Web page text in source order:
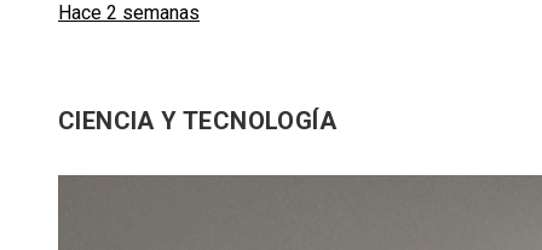
Hace 2 semanas
CIENCIA Y TECNOLOGÍA